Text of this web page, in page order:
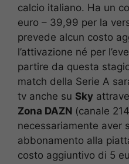
calcio italiano. Ha un
euro – 39,99 per la
prevede alcun costo
l’attivazione né per
partire da questa
match della Serie A
tv anche su Sky
Zona DAZN (canale
necessariamente aver
abbonamento alla
costo aggiuntivo di 5